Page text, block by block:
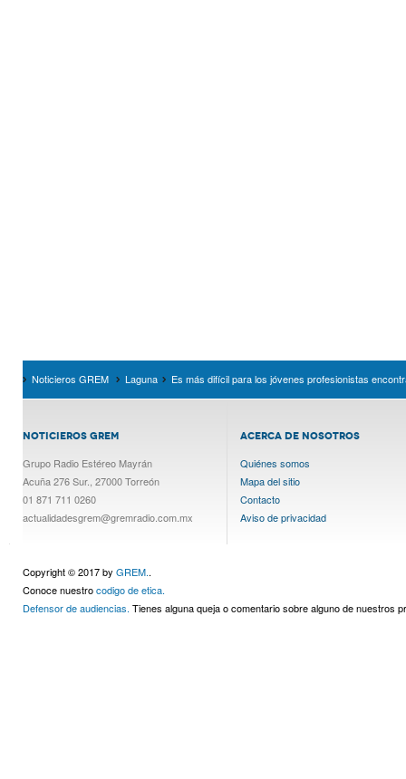
Noticieros GREM Laguna Es más difícil para los jóvenes profesionistas
NOTICIEROS GREM
Grupo Radio Estéreo Mayrán
Acuña 276 Sur., 27000 Torreón
01 871 711 0260
actualidadesgrem@gremradio.com.mx
ACERCA DE NOSOTROS
Quiénes somos
Mapa del sitio
Contacto
Aviso de privacidad
Copyright © 2017 by GREM..
Conoce nuestrocodigo de etica.
Defensor de audiencias. Tienes alguna queja o comentario sobre alguno de nuestros